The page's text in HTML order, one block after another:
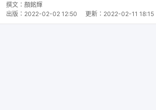
撰文： 顏銘輝
出版： 2022-02-02 12:50 更新： 2022-02-11 18:15